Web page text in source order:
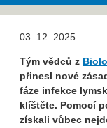
03. 12. 2025
Tým vědců z
přinesl nové
fáze infekce
klíštěte. Pomocí
získali vůbec